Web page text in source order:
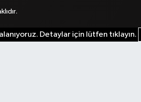
Detaylar için lütfen tıklayın.